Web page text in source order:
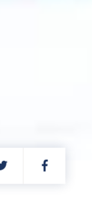
PARTAGER
SUR
PARTAGER
SUR